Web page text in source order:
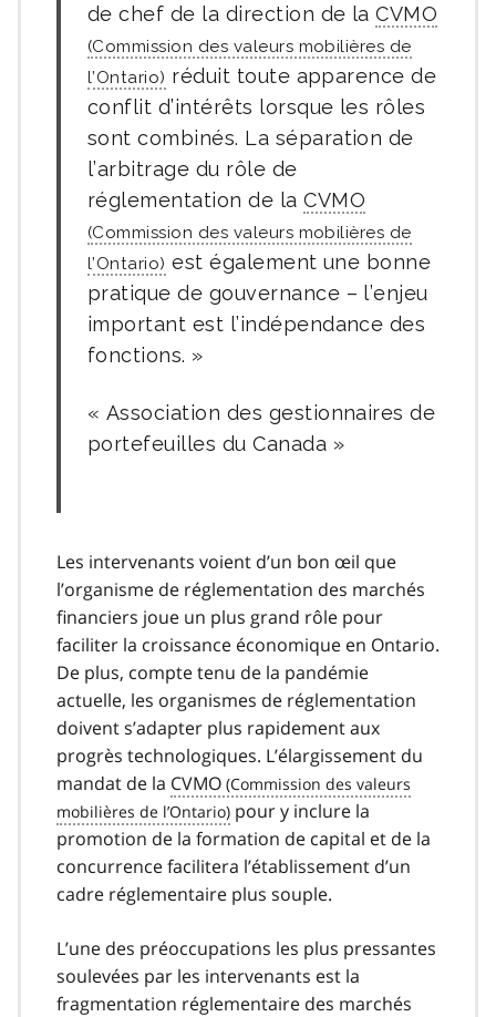
de chef de la direction de laCVMO
réduit toute apparence de
conflit d’intérêts lorsque les rôles
sont combinés. La séparation de
l’arbitrage du rôle de
réglementation de laCVMO
est également une bonne
pratique de gouvernance – l’enjeu
important est l’indépendance des
fonctions.
Association des gestionnaires de
portefeuilles du Canada
Les intervenants voient d’un bon œil que
l’organisme de réglementation des marchés
financiers joue un plus grand rôle pour
faciliter la croissance économique en Ontario.
De plus, compte tenu de la pandémie
actuelle, les organismes de réglementation
doivent s’adapter plus rapidement aux
progrès technologiques. L’élargissement du
mandat de la CVMO
pour y inclure la
promotion de la formation de capital et de la
concurrence facilitera l’établissement d’un
cadre réglementaire plus souple.
L’une des préoccupations les plus pressantes
soulevées par les intervenants est la
fragmentation réglementaire des marchés